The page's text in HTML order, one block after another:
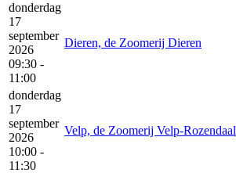
donderdag
17
september
2026
09:30 -
11:00
Dieren, de Zoomerij Dieren
donderdag
17
september
2026
10:00 -
11:30
Velp, de Zoomerij Velp-Rozendaal